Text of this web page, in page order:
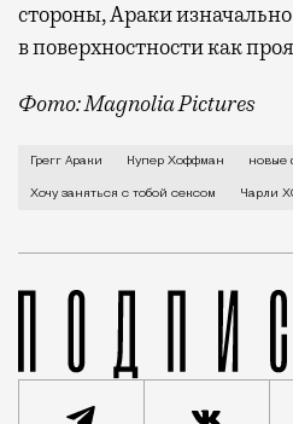
стороны, Араки
в поверхностности как
Фото: Magnolia Pictures
В первой же сцене
Грегг Араки Купер Хоффман новые
Хочу заняться с тобой сексом Чарли